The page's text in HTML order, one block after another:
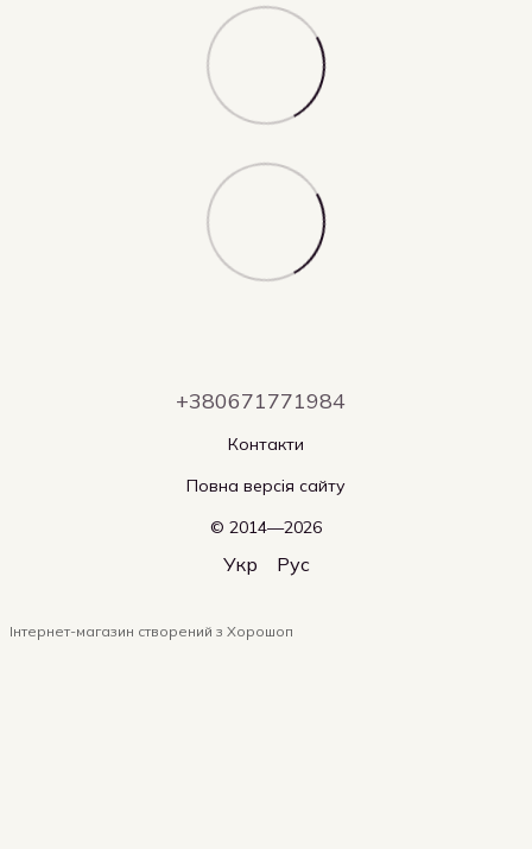
+380671771984
Контакти
Повна версія сайту
© 2014—2026
Укр Рус
Інтернет-магазин створений з Хорошоп